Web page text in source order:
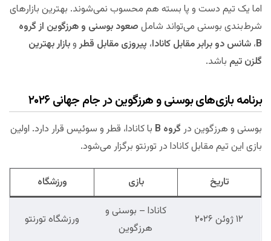
اما یک تیم دست و پا بسته هم محسوب نمی‌شوند. بهترین بازارهای
شرط‌بندی بوسنی می‌تواند شامل صعود بوسنی و هرزگوین از گروه
B، شانس دو برابر مقابل کانادا، پیروزی مقابل قطروبازار بهترین
گلزن تیم باشد.
برنامه بازی‌های بوسنی و هرزگوین در جام جهانی ۲۰۲۶
بوسنی و هرزگوین در گروه B
با کانادا، قطر و سوئیس قرار دارد. اولین
بازی این تیم مقابل کانادا در تورنتو برگزار می‌شود.
تاریخ بازی ورزشگاه
۱۲ ژوئن ۲۰۲۶
کانادا – بوسنی و
هرزگوین
ورزشگاه تورنتو